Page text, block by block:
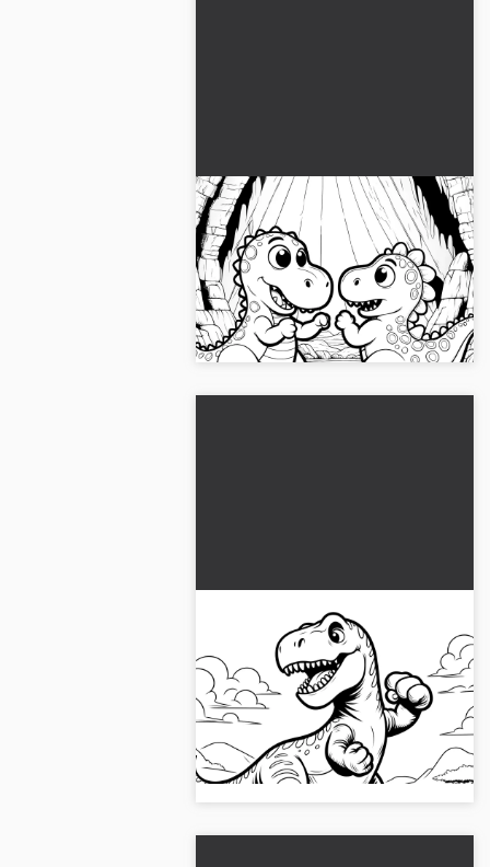
İki küçük dinozor mağarada
savaşıyor: ücretsiz boyama
resmi
İki sevimli dinozor içeren ücretsiz
bir dinozor boyama resmi keşfedin.
Kayıt olma gerek yok. Şimdi al!...
Savaşan Tyrannosaurus
rex: ücretsiz boyama
sayfası
Heyecan verici dinozorları
muhteşem manzarada savaşırken
keşfet. Yüksek çözünürlüklü resmi
şimdi ücretsiz indir!...